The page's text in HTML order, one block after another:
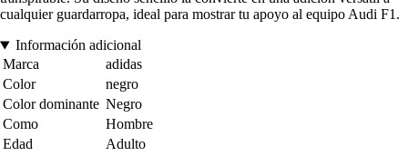
cualquier guardarropa, ideal para mostrar tu apoyo al equipo Audi F1.
Información adicional
Marca
adidas
Color
negro
Color dominante Negro
Como
Hombre
Edad
Adulto